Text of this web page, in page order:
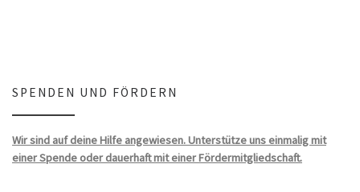
SPENDEN UND FÖRDERN
Wir sind auf deine Hilfe angewiesen. Unterstütze uns einmalig mit
einer Spende oder dauerhaft mit einer Fördermitgliedschaft.